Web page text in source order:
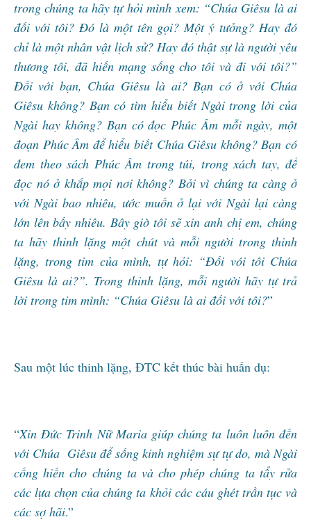
trong chúng ta hãy tự hỏi mình xem: “Chúa Giêsu là ai
đối với tôi? Đó là một tên gọi? Một ý tưởng? Hay đó
chỉ là một nhân vật lịch sử? Hay đó thật sự là người yêu
thương tôi, đã hiến mạng sống cho tôi và đi với tôi?”
Đối với bạn, Chúa Giêsu là ai? Bạn có ở với Chúa
Giêsu không? Bạn có tìm hiểu biết Ngài trong lời của
Ngài hay không? Bạn có đọc Phúc Âm mỗi ngày, một
đoạn Phúc Âm để hiểu biết Chúa Giêsu không? Bạn có
đem theo sách Phúc Âm trong túi, trong xách tay, để
đọc nó ở khắp mọi nơi không? Bởi vì chúng ta càng ở
với Ngài bao nhiêu, ước muốn ở lại với Ngài lại càng
lớn lên bấy nhiêu. Bây giờ tôi sẽ xin anh chị em, chúng
ta hãy thinh lặng một chút và mỗi người trong thinh
lặng, trong tim của mình, tự hỏi: “Đối vói tôi Chúa
Giêsu là ai?”. Trong thinh lặng, mỗi người hãy tự trả
lời trong tim mình: “Chúa Giêsu là ai đối với tôi?”
Sau một lúc thinh lặng, ĐTC kết thúc bài huấn dụ:
“Xin Đức Trinh Nữ Maria giúp chúng ta luôn luôn đến
với Chúa Giêsu để sống kinh nghiệm sự tự do, mà Ngài
cống hiến cho chúng ta và cho phép chúng ta tẩy rửa
các lựa chọn của chúng ta khỏi các cáu ghét trần tục và
các sợ hãi.”